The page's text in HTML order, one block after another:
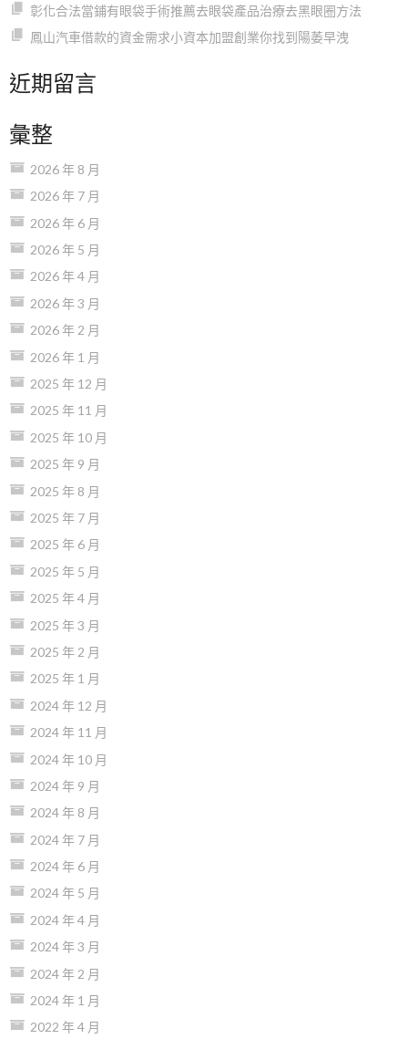
彰化合法當鋪有眼袋手術推薦去眼袋產品治療去黑眼圈方法
鳳山汽車借款的資金需求小資本加盟創業你找到陽萎早洩
近期留言
彙整
2026 年 8 月
2026 年 7 月
2026 年 6 月
2026 年 5 月
2026 年 4 月
2026 年 3 月
2026 年 2 月
2026 年 1 月
2025 年 12 月
2025 年 11 月
2025 年 10 月
2025 年 9 月
2025 年 8 月
2025 年 7 月
2025 年 6 月
2025 年 5 月
2025 年 4 月
2025 年 3 月
2025 年 2 月
2025 年 1 月
2024 年 12 月
2024 年 11 月
2024 年 10 月
2024 年 9 月
2024 年 8 月
2024 年 7 月
2024 年 6 月
2024 年 5 月
2024 年 4 月
2024 年 3 月
2024 年 2 月
2024 年 1 月
2022 年 4 月